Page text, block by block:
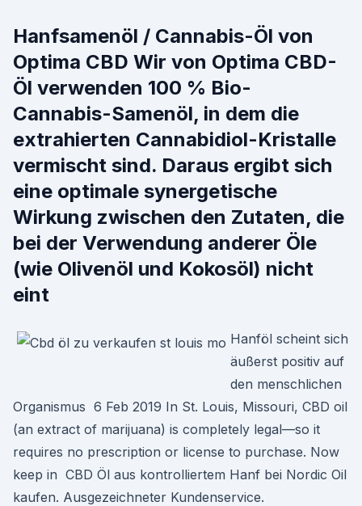
Hanfsamenöl / Cannabis-Öl von
Optima CBD Wir von Optima CBD-
Öl verwenden 100 % Bio-
Cannabis-Samenöl, in dem die
extrahierten Cannabidiol-Kristalle
vermischt sind. Daraus ergibt sich
eine optimale synergetische
Wirkung zwischen den Zutaten, die
bei der Verwendung anderer Öle
(wie Olivenöl und Kokosöl) nicht
eint
Hanföl scheint sich
äußerst positiv auf
den menschlichen
Organismus 6 Feb 2019 In St. Louis, Missouri, CBD oil
(an extract of marijuana) is completely legal—so it
requires no prescription or license to purchase. Now
keep in CBD Öl aus kontrolliertem Hanf bei Nordic Oil
kaufen. Ausgezeichneter Kundenservice.